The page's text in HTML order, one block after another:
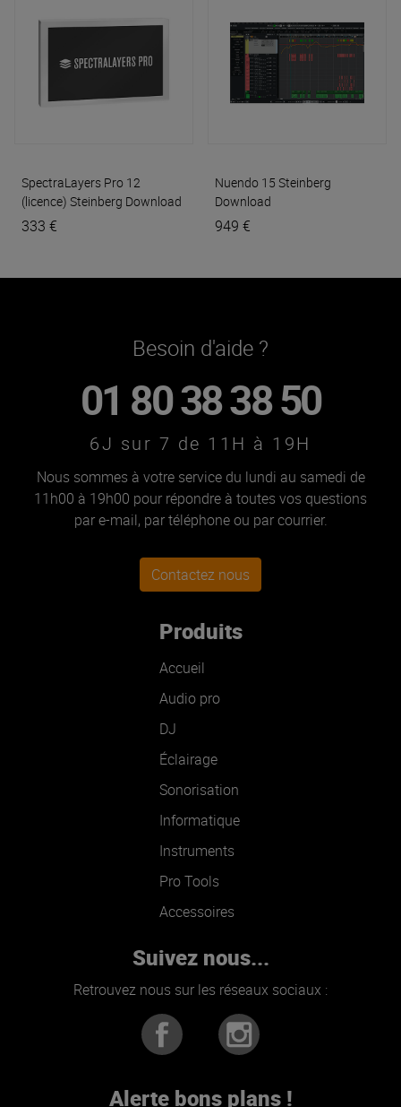
SpectraLayers Pro 12
(licence) Steinberg Download
333 €
Nuendo 15 Steinberg
Download
949 €
Besoin d'aide ?
01 80 38 38 50
6J sur 7 de 11H à 19H
Nous sommes à votre service du lundi au samedi de
11h00 à 19h00 pour répondre à toutes vos questions
par e-mail, par téléphone ou par courrier.
Contactez nous
Produits
Accueil
Audio pro
DJ
Éclairage
Sonorisation
Informatique
Instruments
Pro Tools
Accessoires
Suivez nous...
Retrouvez nous sur les réseaux sociaux :
Alerte bons plans !